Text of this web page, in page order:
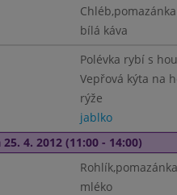
bílá káva
Polévka rybí s
Vepřová kýta na
rýže
jablko
4. 2012 (11:00 - 14:00)
mléko